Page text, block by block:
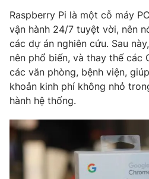
Raspberry Pi là một cỗ máy
vận hành 24/7 tuyệt vời, nên
các dự án nghiên cứu. Sau
nên phổ biến, và thay thế các
các văn phòng, bệnh viện,
khoản kinh phí không nhỏ
hành hệ thống.